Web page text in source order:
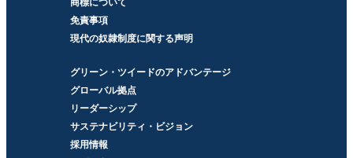
商標について
免責事項
現代の奴隷制度に関する声明
グリーン・ツイードのアドバンテージ
グローバル拠点
リーダーシップ
サステナビリティ・ビジョン
採用情報